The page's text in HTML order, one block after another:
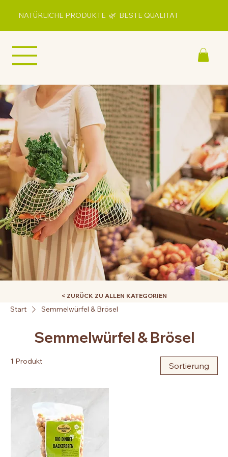
NATÜRLICHE PRODUKTE 🌿 BESTE QUALITÄT
Start Semmelwürfel & Brösel
Semmelwürfel & Brösel
1 Produkt Sortierung
< ZURÜCK ZU ALLEN KATEGORIEN